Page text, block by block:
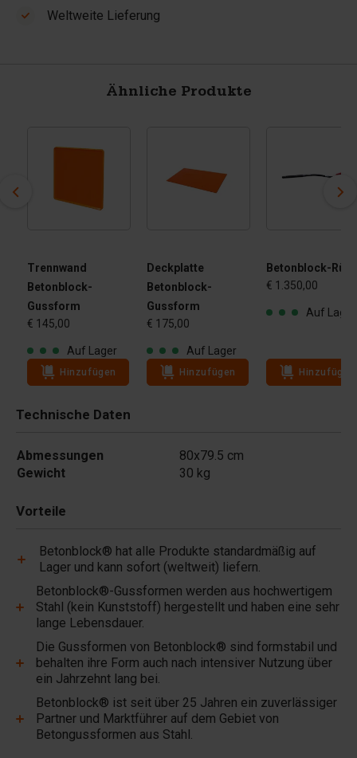
Weltweite Lieferung
Ähnliche Produkte
Trennwand
Betonblock-
Gussform
€ 145,00
Auf Lager
Hinzufügen
Deckplatte
Betonblock-
Gussform
€ 175,00
Auf Lager
Hinzufügen
Betonblock-
€ 1.350,00
Auf Lager
Hinzufügen
Technische Daten
Abmessungen
80x79.5 cm
Gewicht
30 kg
Vorteile
Betonblock® hat alle Produkte standardmäßig auf
Lager und kann sofort (weltweit) liefern.
Betonblock®-Gussformen werden aus hochwertigem
Stahl (kein Kunststoff) hergestellt und haben eine sehr
lange Lebensdauer.
Die Gussformen von Betonblock® sind formstabil und
behalten ihre Form auch nach intensiver Nutzung über
ein Jahrzehnt lang bei.
Betonblock® ist seit über 25 Jahren ein zuverlässiger
Partner und Marktführer auf dem Gebiet von
Betongussformen aus Stahl.